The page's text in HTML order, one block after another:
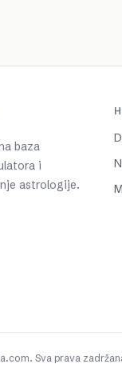
baza
i
astrologije.
Sva prava